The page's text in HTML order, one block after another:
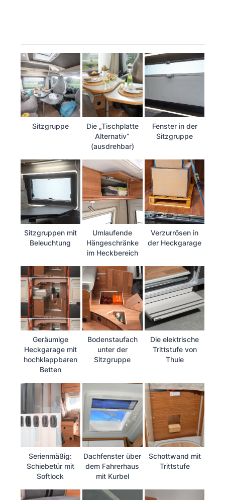
Sitzgruppe
Die „Tischplatte
Alternativ“
(ausdrehbar)
Fenster in der
Sitzgruppe
Sitzgruppen mit
Beleuchtung
Umlaufende
Hängeschränke
im Heckbereich
Verzurrösen in
der Heckgarage
Geräumige
Heckgarage mit
hochklappbaren
Betten
Bodenstaufach
unter der
Sitzgruppe
Die elektrische
Trittstufe von
Thule
Serienmäßig:
Schiebetür mit
Softlock
Dachfenster über
dem Fahrerhaus
mit Kurbel
Schottwand mit
Trittstufe